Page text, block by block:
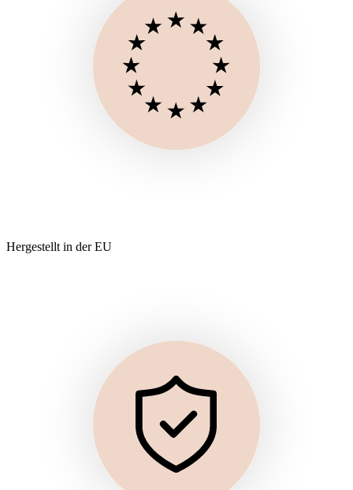
Hergestellt in der EU